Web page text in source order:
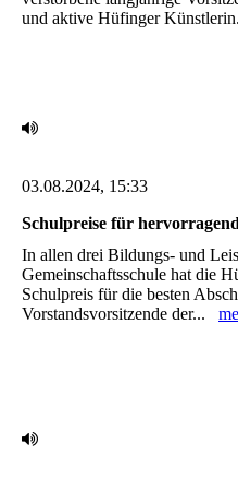
und aktive ‎Hüfinger
03.08.2024, 15:33
Schulpreise für
In allen drei Bildungs- und
Gemeinschaftsschule hat die
Schulpreis für die besten
Vorstandsvorsitzende der...